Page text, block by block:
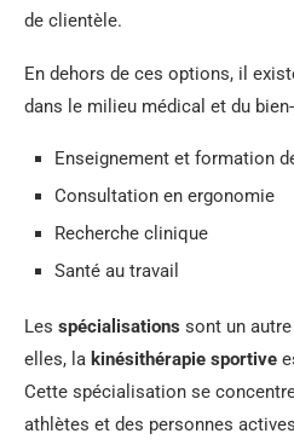
de clientèle.
En dehors de ces options, il
dans le milieu médical et du
Enseignement et formation
Consultation en ergonomie
Recherche clinique
Santé au travail
Les spécialisations sont un
elles, la kinésithérapie sportive
Cette spécialisation se
athlètes et des personnes